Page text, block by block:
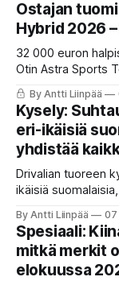
Ostajan
Hybrid 2026
32 000 euron
Otin Astra Sports
istuin, oikeita
Mutta ne viiveet ja
By Antti Liinpää
Kysely:
eri-ikäisiä
yhdistää
Drivalian tuoreen
ikäisiä
valittaessa.
By Antti Liinpää 07
Spesiaali:
mitkä merkit
elokuussa